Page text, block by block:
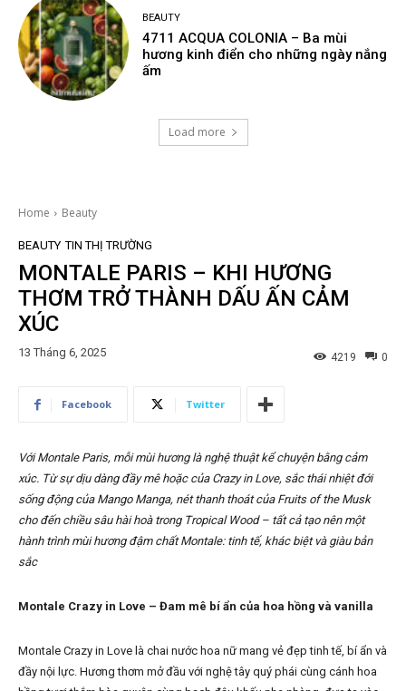
BEAUTY
4711 ACQUA COLONIA – Ba mùi
hương kinh điển cho những ngày nắng
ấm
Load more